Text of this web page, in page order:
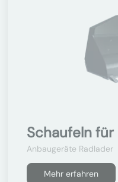
Schaufeln für
Anbaugeräte Radlader
Mehr erfahren